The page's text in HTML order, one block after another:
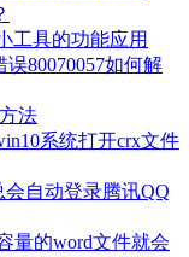
工具的功能应用
80070057如何解
法
系统打开crx文件
自动登录腾讯QQ
量的word文件就会